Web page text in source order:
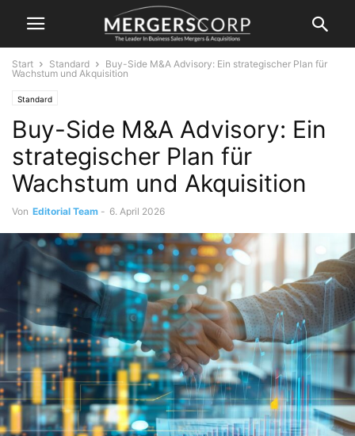
Start Standard
Buy-Side M&A Advisory: Ein strategischer Plan für
Wachstum und Akquisition
Standard
Buy-Side M&A Advisory: Ein
strategischer Plan für
Wachstum und Akquisition
Von Editorial Team - 6. April 2026